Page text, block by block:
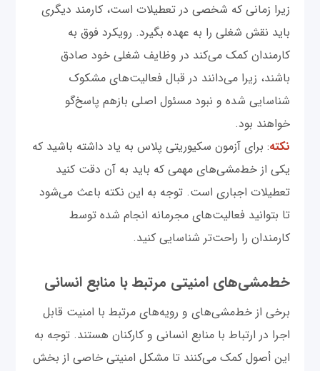
زیرا زمانی که شخصی در تعطیلات است، کارمند دیگری
باید نقش شغلی را به عهده بگیرد. رویکرد فوق به
کارمندان کمک می‌کند در وظایف شغلی خود صادق
باشند، زیرا می‌دانند در قبال فعالیت‌های مشکوک
شناسایی شده و نبود مسئول اصلی بازهم پاسخ‌گو
خواهند بود.
نکته: برای آزمون سکیوریتی پلاس به یاد داشته باشید که
یکی از خط‌مشی‌های مهمی که باید به آن دقت کنید
تعطیلات اجباری است. توجه به این نکته باعث می‌شود
تا بتوانید فعالیت‌های مجرمانه انجام شده توسط
کارمندان را راحت‌تر شناسایی کنید.
خط‌مشی‌های امنیتی مرتبط با منابع انسانی
برخی از خط‌مشی‌های و رویه‌های مرتبط با امنیت قابل
اجرا در ارتباط با منابع انسانی و کارکنان هستند. توجه به
این أصول کمک می‌کنند تا مشکل امنیتی خاصی از بخش